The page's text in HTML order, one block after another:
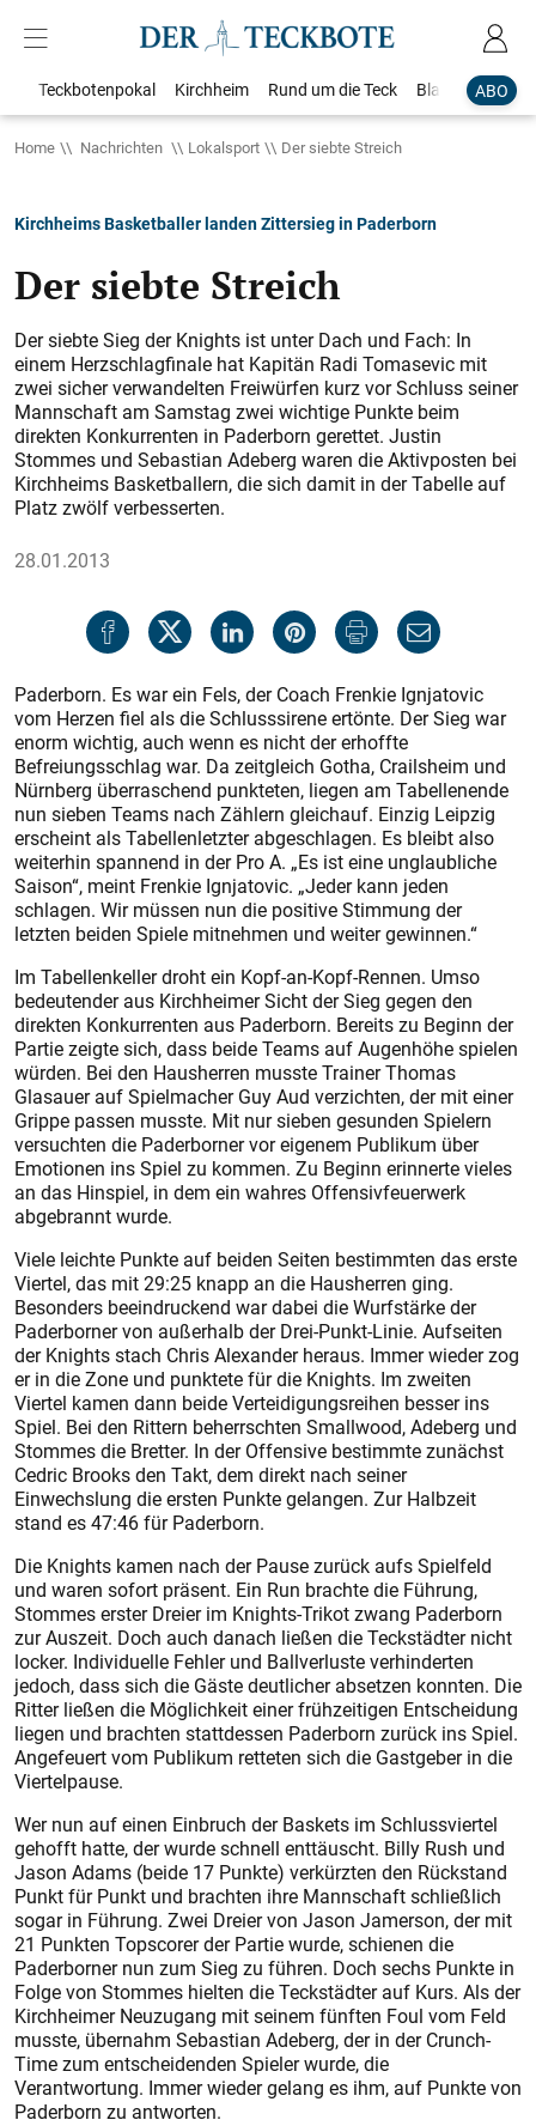
ABO
Teckbotenpokal Kirchheim Rund um die Teck Blaulicht
Home Nachrichten Lokalsport Der siebte Streich
Kirchheims Basketballer landen Zittersieg in Paderborn
Der siebte Streich
Der siebte Sieg der Knights ist unter Dach und Fach: In
einem Herzschlagfinale hat Kapitän Radi Tomasevic mit
zwei sicher verwandelten Freiwürfen kurz vor Schluss seiner
Mannschaft am Samstag zwei wichtige Punkte beim
direkten Konkurrenten in Paderborn gerettet. Justin
Stommes und Sebastian Adeberg waren die Aktivposten bei
Kirchheims Basketballern, die sich damit in der Tabelle auf
Platz zwölf verbesserten.
28.01.2013
Paderborn. Es war ein Fels, der Coach Frenkie Ignjatovic
vom Herzen fiel als die Schlusssirene ertönte. Der Sieg war
enorm wichtig, auch wenn es nicht der erhoffte
Befreiungsschlag war. Da zeitgleich Gotha, Crailsheim und
Nürnberg überraschend punkteten, liegen am Tabellenende
nun sieben Teams nach Zählern gleichauf. Einzig Leipzig
erscheint als Tabellenletzter abgeschlagen. Es bleibt also
weiterhin spannend in der Pro A. „Es ist eine unglaubliche
Saison“, meint Frenkie Ignjatovic. „Jeder kann jeden
schlagen. Wir müssen nun die positive Stimmung der
letzten beiden Spiele mitnehmen und weiter gewinnen.“
Im Tabellenkeller droht ein Kopf-an-Kopf-Rennen. Umso
bedeutender aus Kirchheimer Sicht der Sieg gegen den
direkten Konkurrenten aus Paderborn. Bereits zu Beginn der
Partie zeigte sich, dass beide Teams auf Augenhöhe spielen
würden. Bei den Hausherren musste Trainer Thomas
Glasauer auf Spielmacher Guy Aud verzichten, der mit einer
Grippe passen musste. Mit nur sieben gesunden Spielern
versuchten die Paderborner vor eigenem Publikum über
Emotionen ins Spiel zu kommen. Zu Beginn erinnerte vieles
an das Hinspiel, in dem ein wahres Offensivfeuerwerk
abgebrannt wurde.
Viele leichte Punkte auf beiden Seiten bestimmten das erste
Viertel, das mit 29:25 knapp an die Hausherren ging.
Besonders beeindruckend war dabei die Wurfstärke der
Paderborner von außerhalb der Drei-Punkt-Linie. Aufseiten
der Knights stach Chris Alexander heraus. Immer wieder zog
er in die Zone und punktete für die Knights. Im zweiten
Viertel kamen dann beide Verteidigungsreihen besser ins
Spiel. Bei den Rittern beherrschten Smallwood, Adeberg und
Stommes die Bretter. In der Offensive bestimmte zunächst
Cedric Brooks den Takt, dem direkt nach seiner
Einwechslung die ersten Punkte gelangen. Zur Halbzeit
stand es 47:46 für Paderborn.
Die Knights kamen nach der Pause zurück aufs Spielfeld
und waren sofort präsent. Ein Run brachte die Führung,
Stommes erster Dreier im Knights-Trikot zwang Paderborn
zur Auszeit. Doch auch danach ließen die Teckstädter nicht
locker. Individuelle Fehler und Ballverluste verhinderten
jedoch, dass sich die Gäste deutlicher absetzen konnten. Die
Ritter ließen die Möglichkeit einer frühzeitigen Entscheidung
liegen und brachten stattdessen Paderborn zurück ins Spiel.
Angefeuert vom Publikum retteten sich die Gastgeber in die
Viertelpause.
Wer nun auf einen Einbruch der Baskets im Schlussviertel
gehofft hatte, der wurde schnell enttäuscht. Billy Rush und
Jason Adams (beide 17 Punkte) verkürzten den Rückstand
Punkt für Punkt und brachten ihre Mannschaft schließlich
sogar in Führung. Zwei Dreier von Jason Jamerson, der mit
21 Punkten Topscorer der Partie wurde, schienen die
Paderborner nun zum Sieg zu führen. Doch sechs Punkte in
Folge von Stommes hielten die Teckstädter auf Kurs. Als der
Kirchheimer Neuzugang mit seinem fünften Foul vom Feld
musste, übernahm Sebastian Adeberg, der in der Crunch-
Time zum entscheidenden Spieler wurde, die
Verantwortung. Immer wieder gelang es ihm, auf Punkte von
Paderborn zu antworten.